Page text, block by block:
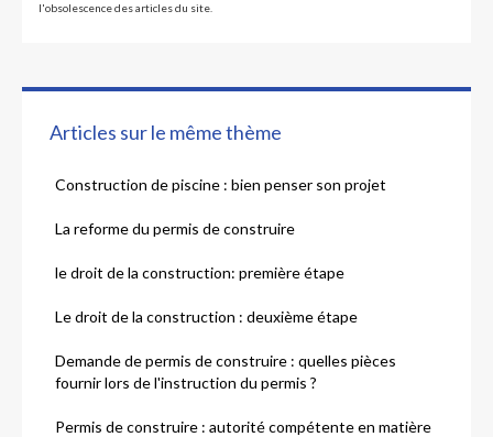
Articles sur le même thème
Construction de piscine : bien penser son projet
La reforme du permis de construire
le droit de la construction: première étape
Le droit de la construction : deuxième étape
Demande de permis de construire : quelles pièces
fournir lors de l'instruction du permis ?
Permis de construire : autorité compétente en matière
l'obsolescence des articles du site.